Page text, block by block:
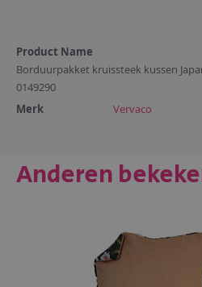
Meer
informatie
Product Name
Borduurpakket kruissteek kussen
0149290
Merk
Vervaco
Anderen